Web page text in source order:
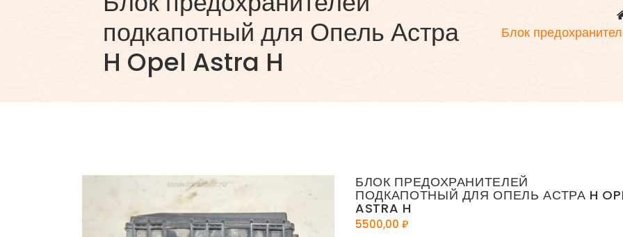
подкапотный для Опель Астра
H Opel Astra H
Блок
БЛОК ПРЕДОХРАНИТЕЛЕЙ
ПОДКАПОТНЫЙ ДЛЯ ОПЕЛЬ АСТРА H
ASTRA H
5500,00 ₽